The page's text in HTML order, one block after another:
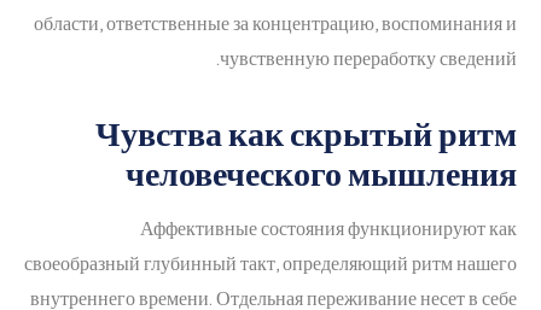
области, ответственные за концентрацию, воспоминания и
чувственную переработку сведений.
Чувства как скрытый ритм
человеческого мышления
Аффективные состояния функционируют как
своеобразный глубинный такт, определяющий ритм нашего
внутреннего времени. Отдельная переживание несет в себе